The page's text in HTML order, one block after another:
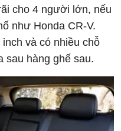
cho 4 người lớn, nếu
như Honda CR-V.
và có nhiều chỗ
sau hàng ghế sau.